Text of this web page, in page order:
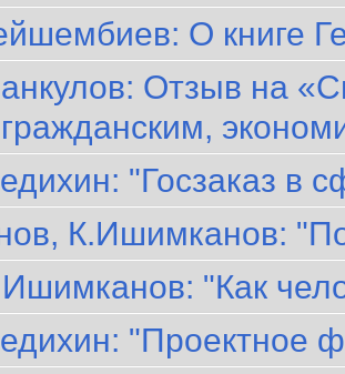
О книге
Отзыв на
"Госзаказ в
К.Ишимканов:
"Как
"Проектное